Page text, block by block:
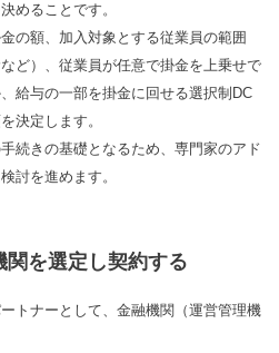
めることです。
の額、加入対象とする従業員の範囲
ど）、従業員が任意で掛金を上乗せで
給与の一部を掛金に回せる選択制DC
決定します。
続きの基礎となるため、専門家のアド
討を進めます。
を選定し契約する
トナーとして、金融機関（運営管理機